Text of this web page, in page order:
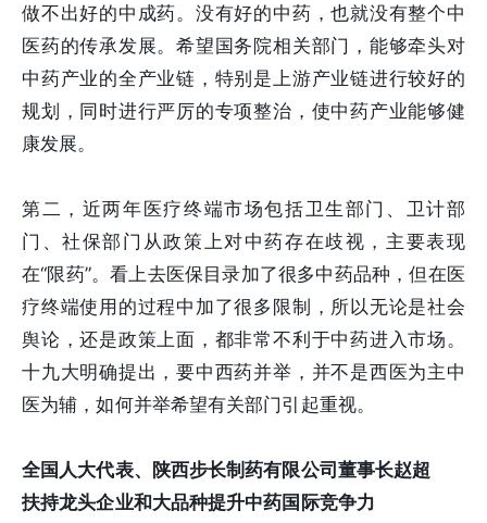
做不出好的中成药。没有好的中药，也就没有整个中
医药的传承发展。希望国务院相关部门，能够牵头对
中药产业的全产业链，特别是上游产业链进行较好的
规划，同时进行严厉的专项整治，使中药产业能够健
康发展。
第二，近两年医疗终端市场包括卫生部门、卫计部
门、社保部门从政策上对中药存在歧视，主要表现
在“限药”。看上去医保目录加了很多中药品种，但在医
疗终端使用的过程中加了很多限制，所以无论是社会
舆论，还是政策上面，都非常不利于中药进入市场。
十九大明确提出，要中西药并举，并不是西医为主中
医为辅，如何并举希望有关部门引起重视。
全国人大代表、陕西步长制药有限公司董事长赵超
扶持龙头企业和大品种提升中药国际竞争力